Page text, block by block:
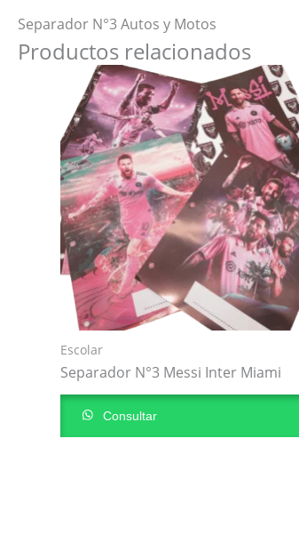
Separador N°3 Autos y Motos
Productos relacionados
Escolar
Separador N°3 Messi Inter Miami
Consultar